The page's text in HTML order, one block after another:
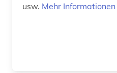
usw. Mehr Informationen